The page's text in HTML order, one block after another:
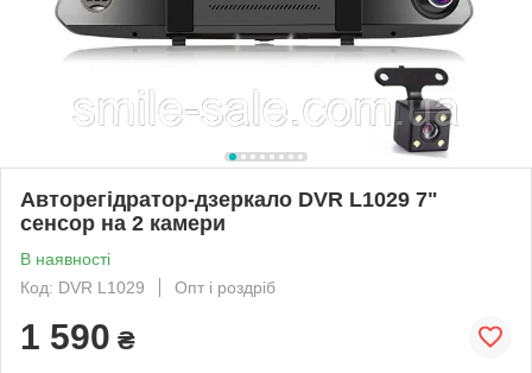
Авторегідратор-дзеркало DVR L1029 7"
сенсор на 2 камери
В наявності
Код: DVR L1029
Опт і роздріб
1 590 ₴